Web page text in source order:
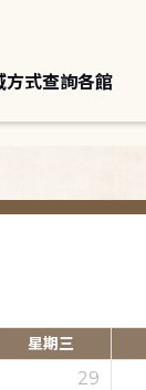
方式查詢各館
星期三
29